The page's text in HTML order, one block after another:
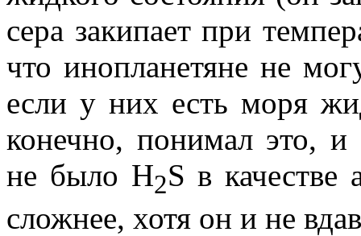
сера закипает при
что инопланетяне не
если у них есть моря
конечно, понимал это,
не было H2S в
сложнее, хотя он и не